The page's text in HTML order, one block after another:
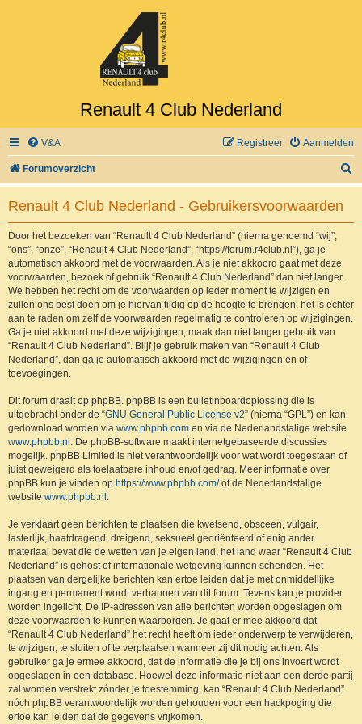
Renault 4 Club Nederland
V&A Aanmelden
Registreer
Forumoverzicht
o
Renault 4 Club Nederland - Gebruikersvoorwaarden
Door het bezoeken van “Renault 4 Club Nederland” (hierna genoemd “wij”,
“ons”, “onze”, “Renault 4 Club Nederland”, “https://forum.r4club.nl”), ga je
automatisch akkoord met de voorwaarden. Als je niet akkoord gaat met deze
voorwaarden, bezoek of gebruik “Renault 4 Club Nederland” dan niet langer.
We hebben het recht om de voorwaarden op ieder moment te wijzigen en
zullen ons best doen om je hiervan tijdig op de hoogte te brengen, het is echter
aan te raden om zelf de voorwaarden regelmatig te controleren op wijzigingen.
Ga je niet akkoord met deze wijzigingen, maak dan niet langer gebruik van
“Renault 4 Club Nederland”. Blijf je gebruik maken van “Renault 4 Club
Nederland”, dan ga je automatisch akkoord met de wijzigingen en of
toevoegingen.
Dit forum draait op phpBB. phpBB is een bulletinboardoplossing die is
uitgebracht onder de “GNU General Public License v2” (hierna “GPL”) en kan
gedownload worden via www.phpbb.com en via de Nederlandstalige website
www.phpbb.nl . De phpBB-software maakt internetgebaseerde discussies
mogelijk. phpBB Limited is niet verantwoordelijk voor wat wordt toegestaan of
juist geweigerd als toelaatbare inhoud en/of gedrag. Meer informatie over
phpBB kun je vinden op https://www.phpbb.com/of de Nederlandstalige
website www.phpbb.nl .
Je verklaart geen berichten te plaatsen die kwetsend, obsceen, vulgair,
lasterlijk, haatdragend, dreigend, seksueel georiënteerd of enig ander
materiaal bevat die de wetten van je eigen land, het land waar “Renault 4 Club
Nederland” is gehost of internationale wetgeving kunnen schenden. Het
plaatsen van dergelijke berichten kan ertoe leiden dat je met onmiddellijke
ingang en permanent wordt verbannen van dit forum. Tevens kan je provider
worden ingelicht. De IP-adressen van alle berichten worden opgeslagen om
deze voorwaarden te kunnen waarborgen. Je gaat er mee akkoord dat
“Renault 4 Club Nederland” het recht heeft om ieder onderwerp te verwijderen,
te wijzigen, te sluiten of te verplaatsen wanneer zij dit nodig achten. Als
gebruiker ga je ermee akkoord, dat de informatie die je bij ons invoert wordt
opgeslagen in een database. Hoewel deze informatie niet aan een derde partij
zal worden verstrekt zónder je toestemming, kan “Renault 4 Club Nederland”
nóch phpBB verantwoordelijk worden gehouden voor een hackpoging die
ertoe kan leiden dat de gegevens vrijkomen.